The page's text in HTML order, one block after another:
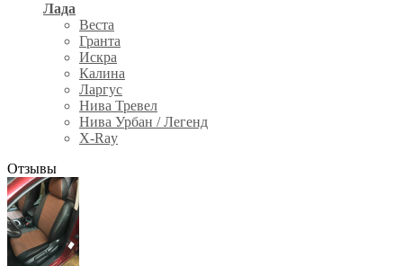
Лада
Веста
Гранта
Искра
Калина
Ларгус
Нива Тревел
Нива Урбан / Легенд
X-Ray
Отзывы